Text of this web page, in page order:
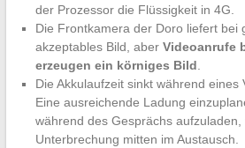
der Prozessor die Flüssigkeit in 4G.
Die Frontkamera der Doro liefert bei
akzeptables Bild, aber Videoanrufe
erzeugen ein körniges Bild
Die Akkulaufzeit sinkt während eines
Eine ausreichende Ladung
während des Gesprächs
Unterbrechung mitten im Austausch.